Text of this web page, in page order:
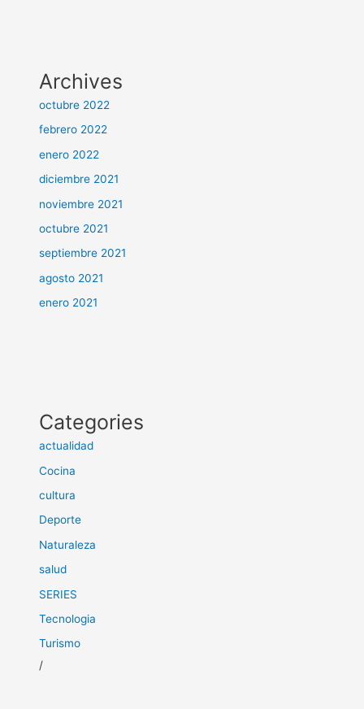
Archives
octubre 2022
febrero 2022
enero 2022
diciembre 2021
noviembre 2021
octubre 2021
septiembre 2021
agosto 2021
enero 2021
Categories
actualidad
Cocina
cultura
Deporte
Naturaleza
salud
SERIES
Tecnologia
Turismo
/